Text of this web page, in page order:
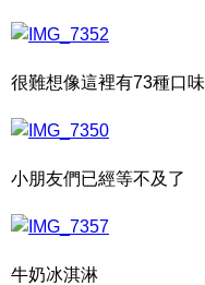
很難想像這裡有73種口味
小朋友們已經等不及了
牛奶冰淇淋